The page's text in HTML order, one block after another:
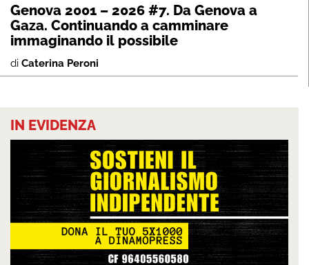
Genova 2001 – 2026 #7. Da Genova a
Gaza. Continuando a camminare
immaginando il possibile
di Caterina Peroni
IN EVIDENZA